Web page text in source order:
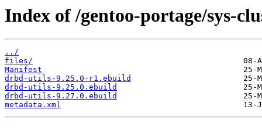
Index of /gentoo-portage/sys-
../
files/
Manifest
drbd-utils-9.25.0-r1.ebuild
drbd-utils-9.25.0.ebuild
drbd-utils-9.27.0.ebuild
metadata.xml